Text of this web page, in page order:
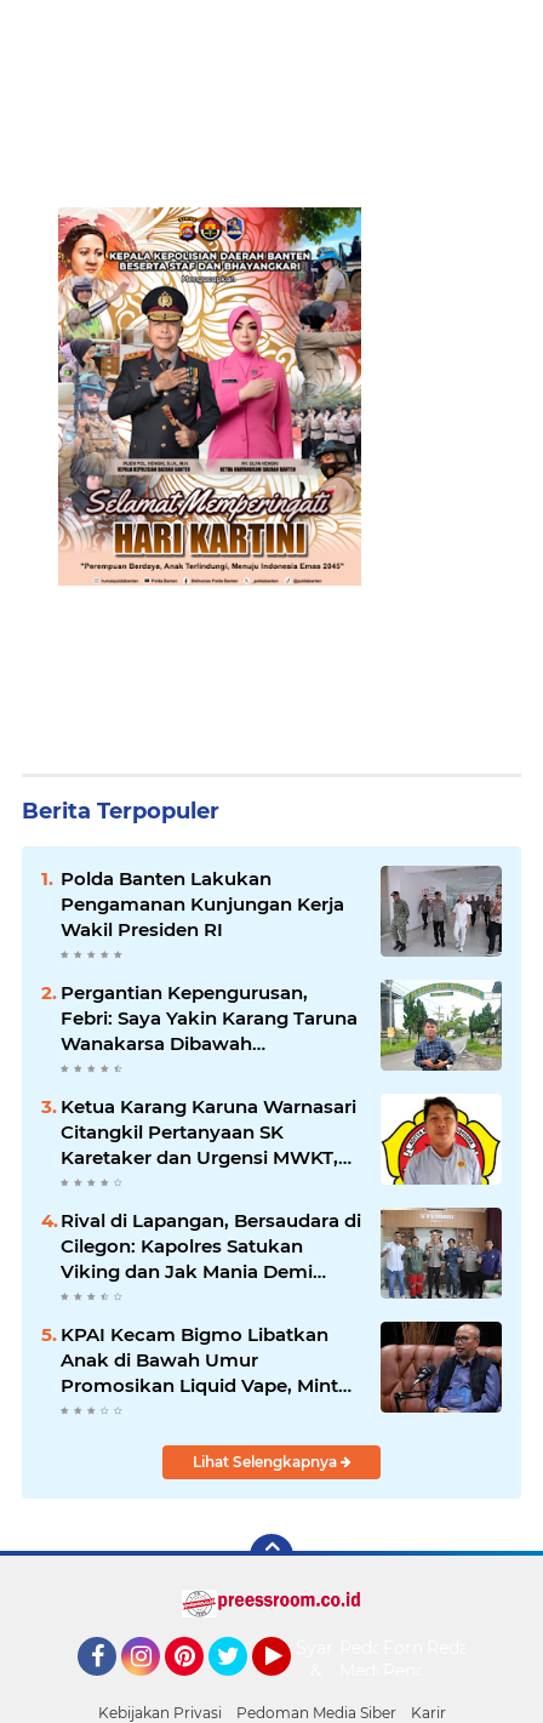
Berita Terpopuler
Polda Banten Lakukan
Pengamanan Kunjungan Kerja
Wakil Presiden RI
Pergantian Kepengurusan,
Febri: Saya Yakin Karang Taruna
Wanakarsa Dibawah
Kepemimpinan Bung Entus
Ketua Karang Karuna Warnasari
Citangkil Pertanyaan SK
Karetaker dan Urgensi MWKT,
Saat Suasana Berduka
Rival di Lapangan, Bersaudara di
Cilegon: Kapolres Satukan
Viking dan Jak Mania Demi
Nobar Damai Piala Presiden
KPAI Kecam Bigmo Libatkan
Anak di Bawah Umur
Promosikan Liquid Vape, Minta
Aparat Bertindak Tegas
Lihat Selengkapnya
Kebijakan Privasi Pedoman Media Siber Karir